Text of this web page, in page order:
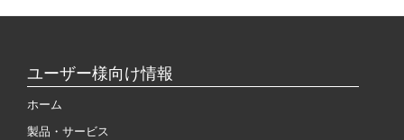
ユーザー様向け情報
ホーム
製品・サービス